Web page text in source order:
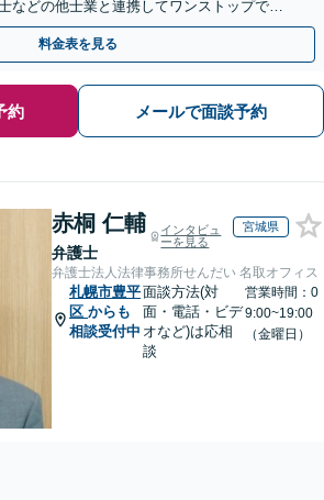
などの他士業と連携してワンストップでの
談ください。
料金表を見る
約 メールで面談予約
赤桐 仁輔
弁護士
インタビュ
ーを見る
宮城県
弁護士法人法律事務所せんだい 名取オフィス
札幌市豊平
区 からも
相談受付中
面談方法(対
面・電話・ビデ
オなど)は応相
談
営業時間：0
9:00~19:00
（金曜日）